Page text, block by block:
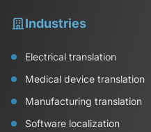
Industries
Electrical translation
Medical device translation
Manufacturing translation
Software localization